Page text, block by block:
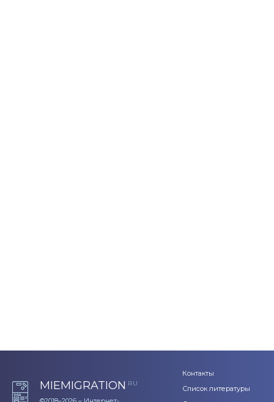
MIEMIGRATION RU
Контакты
Список литературы